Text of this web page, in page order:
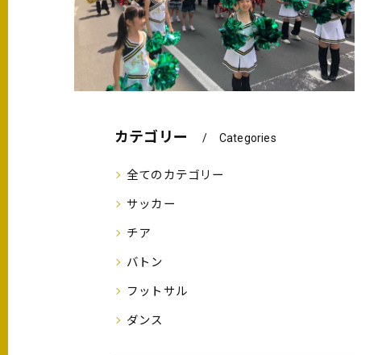
カテゴリー Categories
全てのカテゴリー
サッカー
チア
バトン
フットサル
ダンス